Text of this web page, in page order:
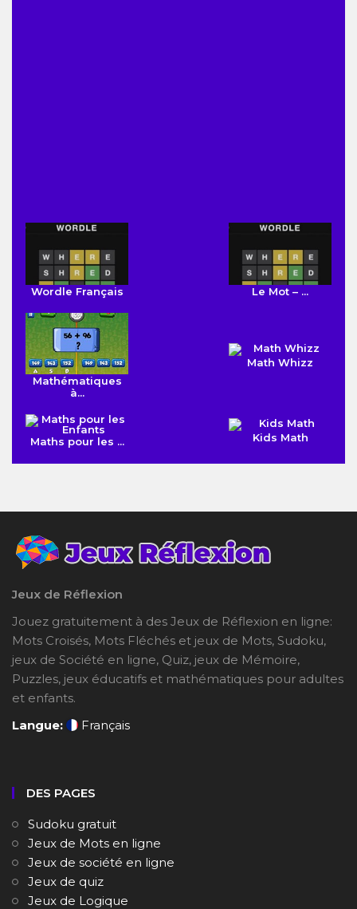
Wordle Français Le Mot – ...
Mathématiques
à...
Math Whizz
Maths pour les ... Kids Math
Jeux de Réflexion
Jouez gratuitement à des Jeux de Réflexion en ligne:
Mots Croisés, Mots Fléchés et jeux de Mots, Sudoku,
jeux de Société en ligne, Quiz, jeux de Mémoire,
Puzzles, jeux éducatifs et mathématiques pour adultes
et enfants.
Langue:
Français
DES PAGES
Sudoku gratuit
Jeux de Mots en ligne
Jeux de société en ligne
Jeux de quiz
Jeux de Logique